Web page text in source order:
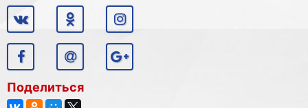
Поделиться